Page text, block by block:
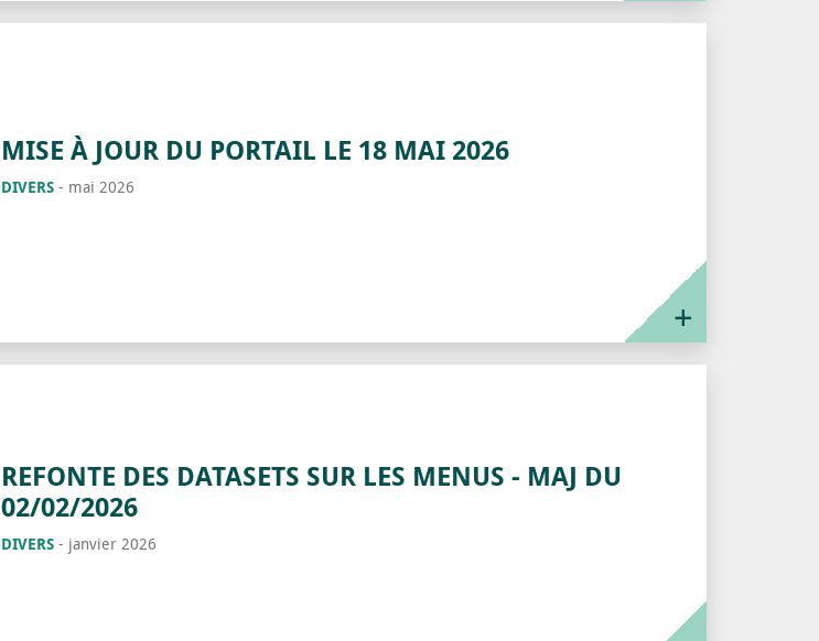
MISE À JOUR DU PORTAIL LE 18 MAI 2026
DIVERS - mai 2026
REFONTE DES DATASETS SUR LES MENUS - MAJ DU
02/02/2026
DIVERS - janvier 2026